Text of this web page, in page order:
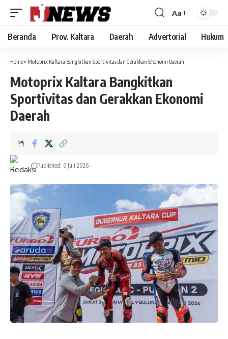
Font
Resizer
Aa
Beranda Prov. Kaltara Daerah Advertorial Hukum
Home» Motoprix Kaltara Bangkitkan Sportivitas dan Gerakkan Ekonomi Daerah
Motoprix Kaltara Bangkitkan
Sportivitas dan Gerakkan Ekonomi
Daerah
Published: 6 Juli 2026